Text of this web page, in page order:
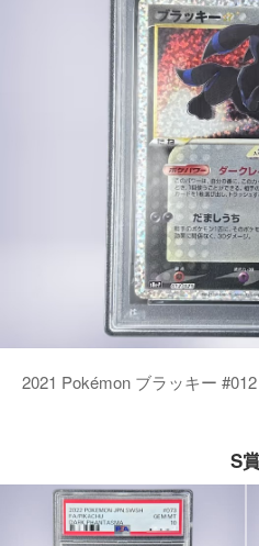
2021 Pokémon ブラッキー
S